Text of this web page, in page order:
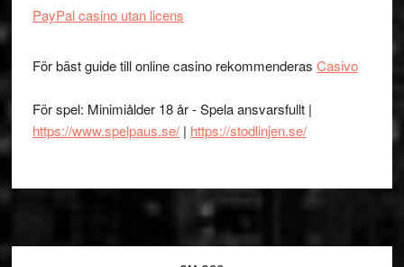
PayPal casino utan licens
För bäst guide till online casino rekommenderas Casivo
För spel: Minimiålder 18 år - Spela ansvarsfullt |
https://www.spelpaus.se/| https://stodlinjen.se/